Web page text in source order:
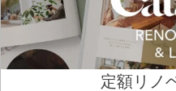
定額リノ